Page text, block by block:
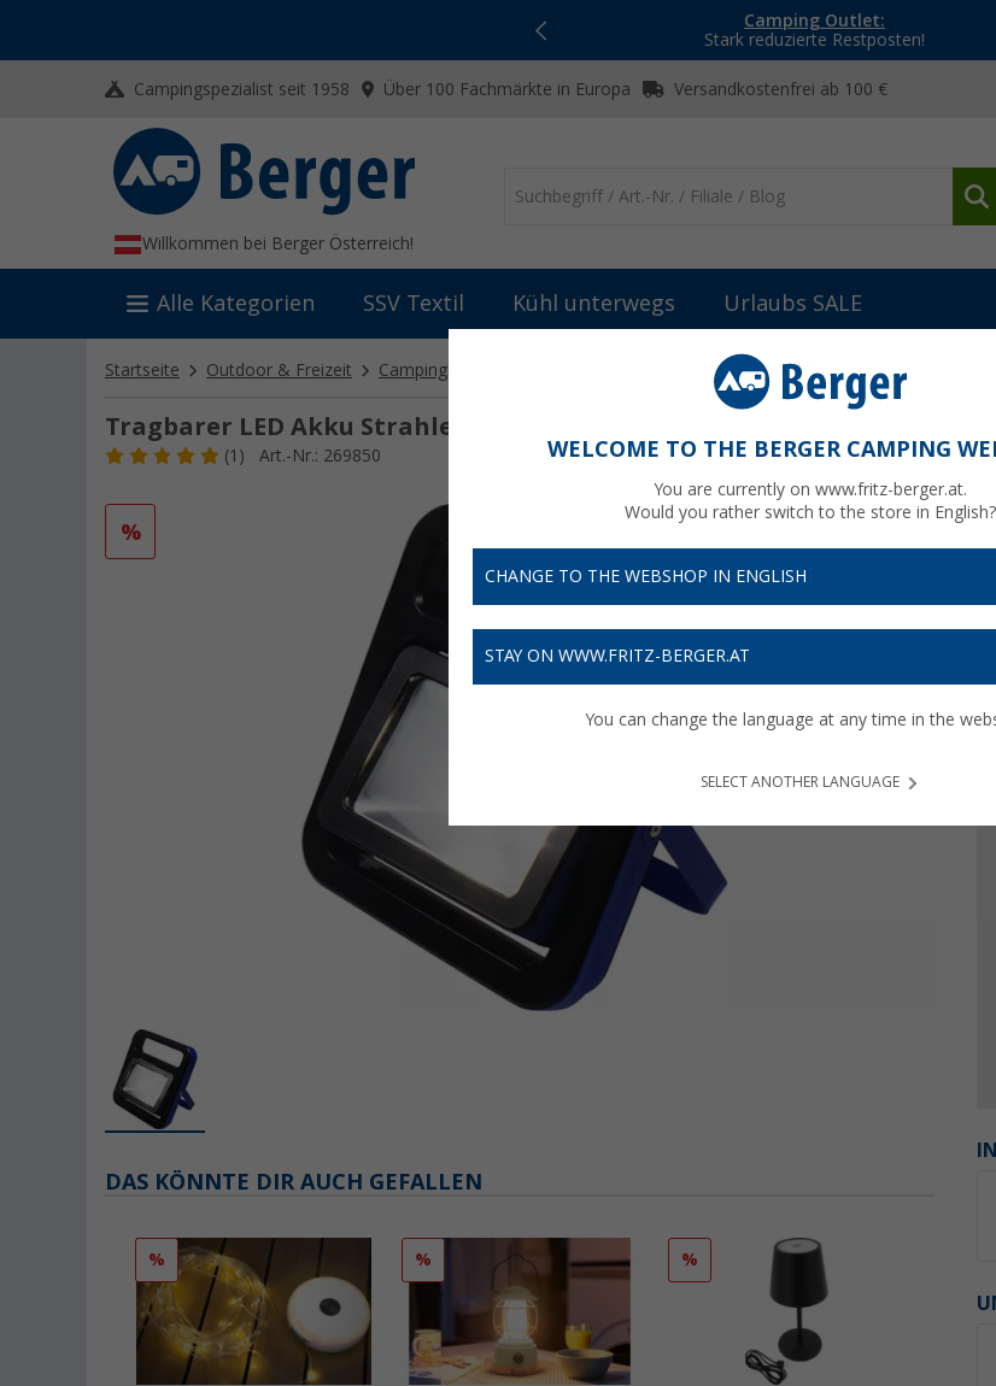
Camping Outlet:
Stark reduzierte Restposten!
Campingspezialist seit 1958 Über 100 Fachmärkte in Europa Versandkostenfrei ab 100 €
Willkommen bei Berger Österreich!
Alle Kategorien SSV Textil Kühl unterwegs Urlaubs SALE
Startseite Outdoor & Freizeit Campinglampen Arbeits-, Inspektions- & Sicherheitsleuchten Tragbarer
Tragbarer LED Akku Strahler 10 W
(1) Art.-Nr.: 269850
%
DAS KÖNNTE DIR AUCH GEFALLEN
% % %
WELCOME TO THE BERGER CAMPING
You are currently on www.fritz-berger.at.
Would you rather switch to the store in English?
CHANGE TO THE WEBSHOP IN ENGLISH
STAY ON WWW.FRITZ-BERGER.AT
You can change the language at any time in the
SELECT ANOTHER LANGUAGE